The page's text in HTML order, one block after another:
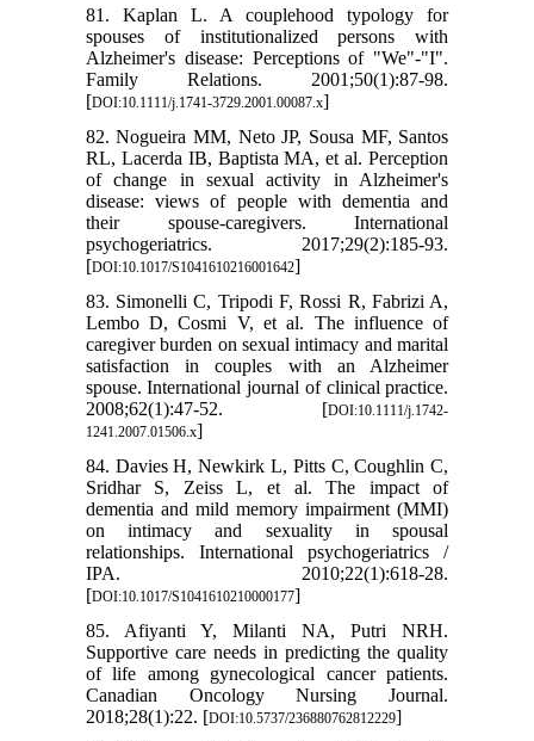
81. Kaplan L. A couplehood typology for
spouses of institutionalized persons with
Alzheimer's disease: Perceptions of "We"-"I".
Family Relations. 2001;50(1):87-98.
[DOI:10.1111/j.1741-3729.2001.00087.x]
82. Nogueira MM, Neto JP, Sousa MF, Santos
RL, Lacerda IB, Baptista MA, et al. Perception
of change in sexual activity in Alzheimer's
disease: views of people with dementia and
their spouse-caregivers. International
psychogeriatrics. 2017;29(2):185-93.
[DOI:10.1017/S1041610216001642]
83. Simonelli C, Tripodi F, Rossi R, Fabrizi A,
Lembo D, Cosmi V, et al. The influence of
caregiver burden on sexual intimacy and marital
satisfaction in couples with an Alzheimer
spouse. International journal of clinical practice.
2008;62(1):47-52. [DOI:10.1111/j.1742-
1241.2007.01506.x]
84. Davies H, Newkirk L, Pitts C, Coughlin C,
Sridhar S, Zeiss L, et al. The impact of
dementia and mild memory impairment (MMI)
on intimacy and sexuality in spousal
relationships. International psychogeriatrics /
IPA. 2010;22(1):618-28.
[DOI:10.1017/S1041610210000177]
85. Afiyanti Y, Milanti NA, Putri NRH.
Supportive care needs in predicting the quality
of life among gynecological cancer patients.
Canadian Oncology Nursing Journal.
2018;28(1):22. [DOI:10.5737/236880762812229]